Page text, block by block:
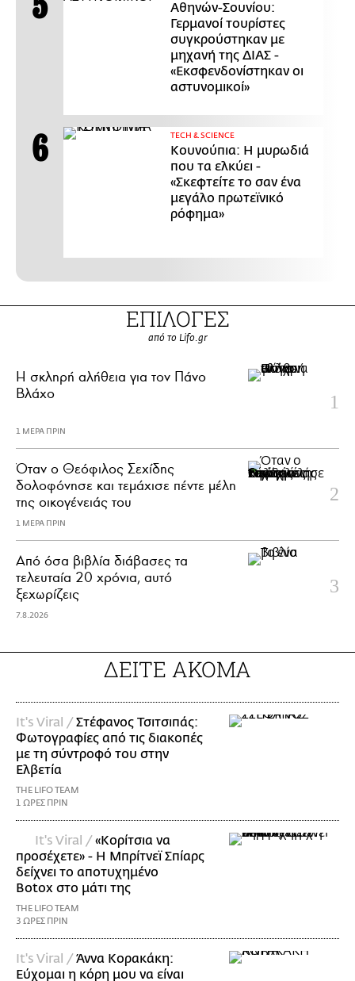
Αθηνών-Σουνίου:
Γερμανοί τουρίστες
συγκρούστηκαν με
μηχανή της ΔΙΑΣ -
«Εκσφενδονίστηκαν οι
αστυνομικοί»
ΤECH & SCIENCE
Κουνούπια: Η μυρωδιά
που τα ελκύει -
«Σκεφτείτε το σαν ένα
μεγάλο πρωτεϊνικό
ρόφημα»
ΕΠΙΛΟΓΕΣ
από το Lifo.gr
H σκληρή αλήθεια για τον Πάνο
Βλάχο
1 ΜΕΡΑ ΠΡΙΝ
Όταν ο Θεόφιλος Σεχίδης
δολοφόνησε και τεμάχισε πέντε μέλη
της οικογένειάς του
1 ΜΕΡΑ ΠΡΙΝ
Από όσα βιβλία διάβασες τα
τελευταία 20 χρόνια, αυτό
ξεχωρίζεις
7.8.2026
ΔΕΙΤΕ ΑΚΟΜΑ
It's Viral / Στέφανος Τσιτσιπάς:
Φωτογραφίες από τις διακοπές
με τη σύντροφό του στην
Ελβετία
THE LIFO TEAM
1 ΩΡΕΣ ΠΡΙΝ
It's Viral / «Κορίτσια να
προσέχετε» - Η Μπρίτνεϊ Σπίαρς
δείχνει το αποτυχημένο
Botox στο μάτι της
THE LIFO TEAM
3 ΩΡΕΣ ΠΡΙΝ
It's Viral / Άννα Κορακάκη:
Εύχομαι η κόρη μου να είναι